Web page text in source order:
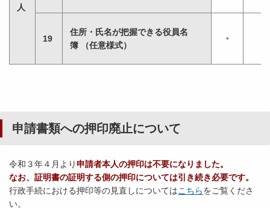
人
19
住所・氏名が把握できる役員名
簿 （任意様式）
＊
申請書類への押印廃止について
令和３年４月より申請者本人の押印は不要になりました。
なお、証明書の証明する側の押印については引き続き必要です。
行政手続における押印等の見直しについてはこちらをご覧くださ
い。